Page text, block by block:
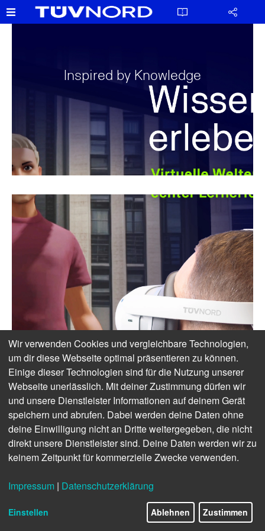
Inspired by Knowledge
Wir verwenden Cookies und vergleichbare Technologien,
um dir diese Webseite optimal präsentieren zu können.
Einige dieser Technologien sind für die Nutzung unserer
Webseite unerlässlich. Mit deiner Zustimmung dürfen wir
und unsere Dienstleister Informationen auf deinem Gerät
speichern und abrufen. Dabei werden deine Daten ohne
deine Einwilligung nicht an Dritte weitergegeben, die nicht
direkt unsere Dienstleister sind. Deine Daten werden wir zu
keinem Zeitpunkt für kommerzielle Zwecke verwenden.
Impressum | Datenschutzerklärung
Einstellen Ablehnen Zustimmen